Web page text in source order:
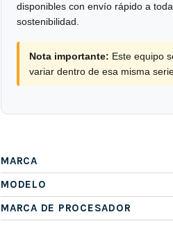
disponibles con envío rápido a
sostenibilidad.
Nota importante: Este equipo
variar dentro de esa misma
MARCA
MODELO
MARCA DE PROCESADOR